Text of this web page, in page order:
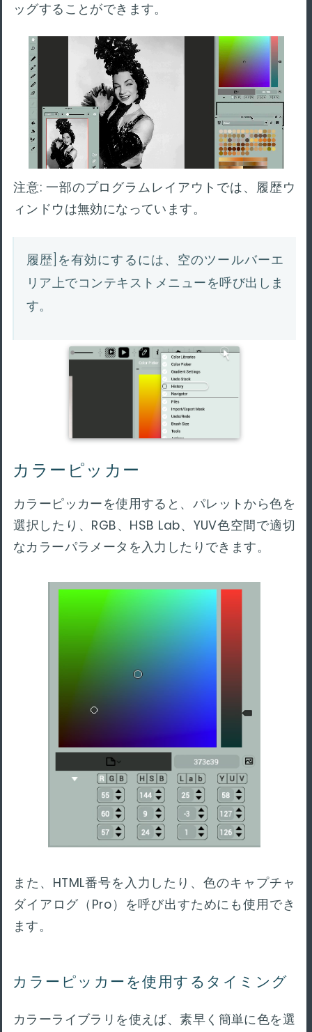
ッグすることができます。
注意: 一部のプログラムレイアウトでは、履歴ウ
ィンドウは無効になっています。
履歴]を有効にするには、空のツールバーエ
リア上でコンテキストメニューを呼び出しま
す。
カラーピッカー
カラーピッカーを使用すると、パレットから色を
選択したり、RGB、HSB Lab、YUV色空間で適切
なカラーパラメータを入力したりできます。
また、HTML番号を入力したり、色のキャプチャ
ダイアログ（Pro）を呼び出すためにも使用でき
ます。
カラーピッカーを使用するタイミング
カラーライブラリを使えば、素早く簡単に色を選